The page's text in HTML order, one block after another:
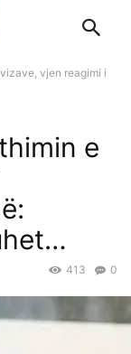
vjen reagimi i
e
0
413